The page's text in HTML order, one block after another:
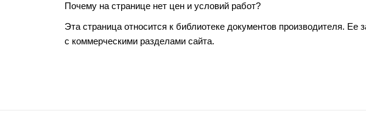
Почему на странице нет цен и условий работ?
Эта страница относится к библиотеке документов производителя.
с коммерческими разделами сайта.